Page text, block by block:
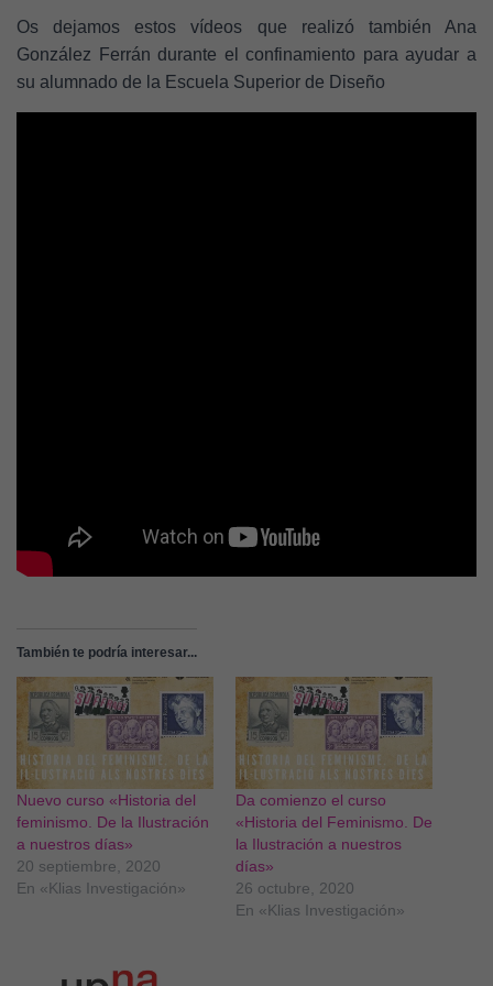
Os dejamos estos vídeos que realizó también Ana
González Ferrán durante el confinamiento para ayudar a
su alumnado de la Escuela Superior de Diseño
También te podría interesar...
Nuevo curso «Historia del
feminismo. De la Ilustración
a nuestros días»
20 septiembre, 2020
En «Klias Investigación»
Da comienzo el curso
«Historia del Feminismo. De
la Ilustración a nuestros
días»
26 octubre, 2020
En «Klias Investigación»